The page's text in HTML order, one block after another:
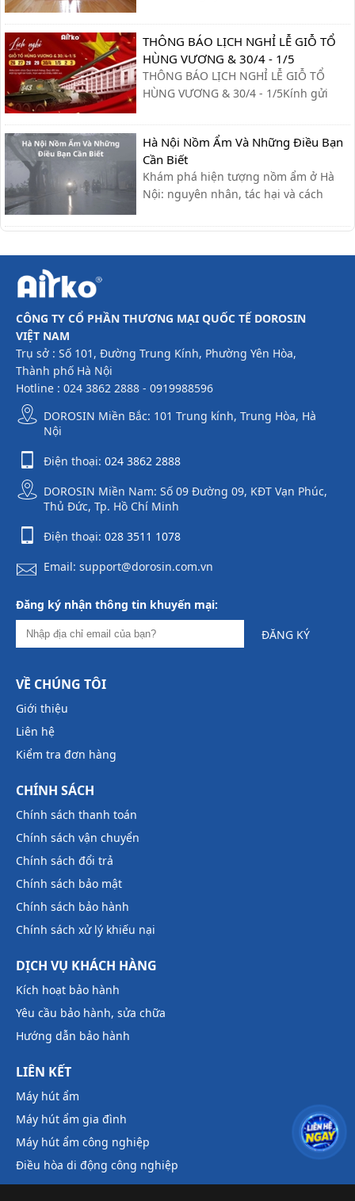
hiệu quả giúp sàn nhà luôn khô ráo.
THÔNG BÁO LỊCH NGHỈ LỄ GIỖ TỔ
HÙNG VƯƠNG & 30/4 - 1/5
THÔNG BÁO LỊCH NGHỈ LỄ GIỖ TỔ
HÙNG VƯƠNG & 30/4 - 1/5Kính gửi
ty xin trân trọng thông báo lịch nghỉ lễ
như sau:- Giỗ Tổ Hùng Vương: Nghỉ
ngày 26/04 – 27/04- Giải phóng miền
Nam & Quốc tế Lao động (30/4 - ...
Hà Nội Nồm Ẩm Và Những Điều Bạn
Cần Biết
Khám phá hiện tượng nồm ẩm ở Hà
Nội: nguyên nhân, tác hại và cách
cửa khô ráo, bảo vệ sức khỏe.
CÔNG TY CỔ PHẦN THƯƠNG MẠI QUỐC TẾ DOROSIN
VIỆT NAM
Trụ sở : Số 101, Đường Trung Kính, Phường Yên Hòa,
Thành phố Hà Nội
Hotline : 024 3862 2888 - 0919988596
DOROSIN Miền Bắc: 101 Trung kính, Trung Hòa, Hà
Nội
Điện thoại: 024 3862 2888
DOROSIN Miền Nam: Số 09 Đường 09, KĐT Vạn Phúc,
Thủ Đức, Tp. Hồ Chí Minh
Điện thoại: 028 3511 1078
Email: support@dorosin.com.vn
Đăng ký nhận thông tin khuyến mại:
ĐĂNG KÝ
VỀ CHÚNG TÔI
Giới thiệu
Liên hệ
Kiểm tra đơn hàng
CHÍNH SÁCH
Chính sách thanh toán
Chính sách vận chuyển
Chính sách đổi trả
Chính sách bảo mật
Chính sách bảo hành
Chính sách xử lý khiếu nại
DỊCH VỤ KHÁCH HÀNG
Kích hoạt bảo hành
Yêu cầu bảo hành, sửa chữa
Hướng dẫn bảo hành
LIÊN KẾT
Máy hút ẩm
Máy hút ẩm gia đình
Máy hút ẩm công nghiệp
Điều hòa di động công nghiệp